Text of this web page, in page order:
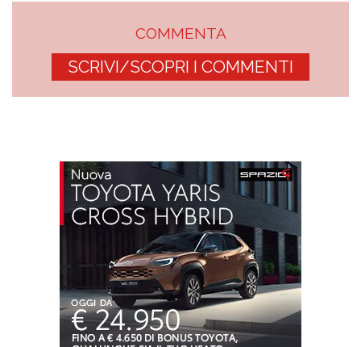
COMMENTA
SCRIVI/SCOPRI I COMMENTI